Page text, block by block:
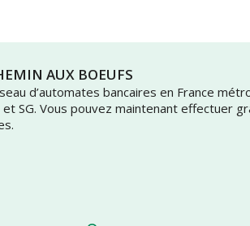
AUX BOEUFS
d’automates bancaires en France
et SG. Vous pouvez maintenant effectuer